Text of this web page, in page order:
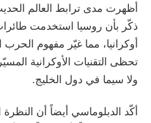
أظهرت مدى ترابط العالم
ذكّر بأن روسيا استخدمت
أوكرانيا، مما غيّر مفهوم الحرب
تحظى التقنيات الأوكرانية
ولا سيما في دول الخليج.
أكّد الدبلوماسي أيضاً أن النظرة